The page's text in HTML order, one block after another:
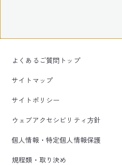
よくあるご質問トップ
サイトマップ
サイトポリシー
ウェブアクセシビリティ方針
個人情報・特定個人情報保護
規程類・取り決め